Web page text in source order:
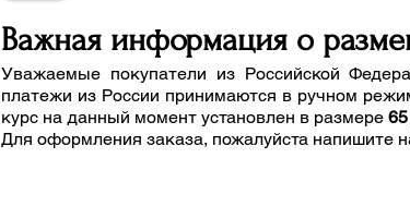
Важная информация о
Уважаемые покупатели из Российской
платежи из России принимаются в ручном
курс на данный момент установлен в размере
Для оформления заказа, пожалуйста напишите